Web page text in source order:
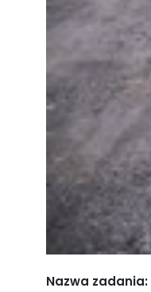
Nazwa zadania: